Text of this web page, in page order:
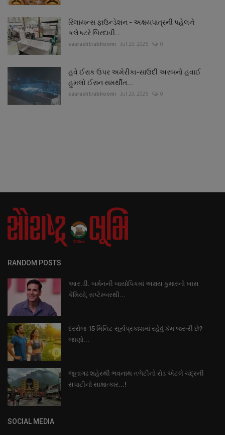
રિલાયન્સ ફાઉન્ડેશન - અક્ષયપાત્રની પહેલને
કલેક્ટરે બિરદાવી...
saurashtrabhoomi Jul 29, 2026 0
હવે ઈરાક ઉપર અમેરીકા-સાઉદી અરબનો હવાઈ
હુમલો ઈરાન સમર્થીત...
saurashtrabhoomi Jul 29, 2026 0
RANDOM POSTS
આર.ડી. બર્મનની બાયોપિકમાં અક્ષય કુમારનો ખાસ
કેમિયો, સપ્ટેમ્બરથી...
દરરોજ 15 મિનિટ સૂર્યપ્રકાશમાં રહેવું કેમ જરૂરી છે?
જાણો...
જૂનાગઢ શહેરથી ભવનાથ તળેટીનો રોડ એટલે ચંદ્રની
સપાટીનો સાક્ષાત્કાર...!
SOCIAL MEDIA